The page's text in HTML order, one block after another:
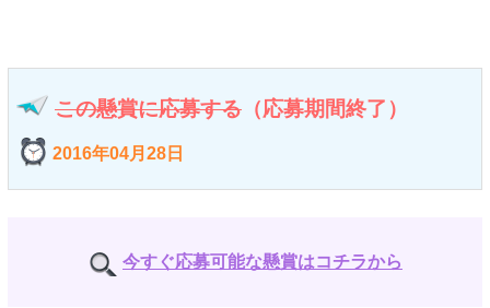
この懸賞に応募する （応募期間終了）
2016年04月28日
今すぐ応募可能な懸賞はコチラから